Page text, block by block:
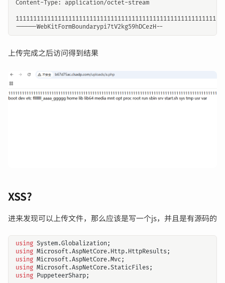
上传完成之后访问得到结果
XSS?
进来发现可以上传文件，那么应该是写一个js，并且是有源码的
using System.Globalization;
using Microsoft.AspNetCore.Http.HttpResults ;
using Microsoft.AspNetCore.Mvc ;
using Microsoft.AspNetCore.StaticFiles ;
using PuppeteerSharp;